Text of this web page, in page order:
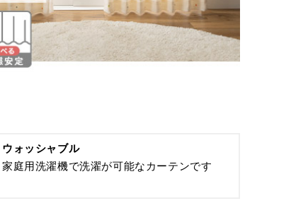
ウォッシャブル
家庭用洗濯機で洗濯が可能なカーテンです